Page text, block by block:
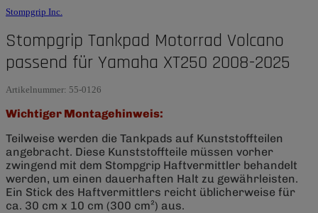
Stompgrip Inc.
Stompgrip Tankpad Motorrad Volcano
passend für Yamaha XT250 2008-2025
Artikelnummer: 55-0126
Wichtiger Montagehinweis:
Teilweise werden die Tankpads auf Kunststoffteilen
angebracht. Diese Kunststoffteile müssen vorher
zwingend mit dem Stompgrip Haftvermittler behandelt
werden, um einen dauerhaften Halt zu gewährleisten.
Ein Stick des Haftvermittlers reicht üblicherweise für
ca. 30 cm x 10 cm (300 cm²) aus.